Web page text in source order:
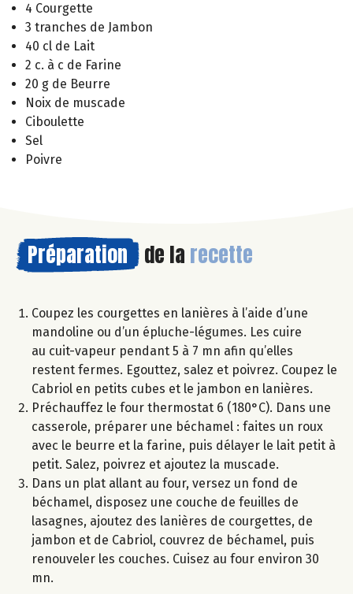
4 Courgette
3 tranches de Jambon
40 cl de Lait
2 c. à c de Farine
20 g de Beurre
Noix de muscade
Ciboulette
Sel
Poivre
Préparation de la recette
Coupez les courgettes en lanières à l’aide d’une
mandoline ou d’un épluche-légumes. Les cuire
au cuit-vapeur pendant 5 à 7 mn afin qu’elles
restent fermes. Egouttez, salez et poivrez. Coupez le
Cabriol en petits cubes et le jambon en lanières.
Préchauffez le four thermostat 6 (180°C). Dans une
casserole, préparer une béchamel : faites un roux
avec le beurre et la farine, puis délayer le lait petit à
petit. Salez, poivrez et ajoutez la muscade.
Dans un plat allant au four, versez un fond de
béchamel, disposez une couche de feuilles de
lasagnes, ajoutez des lanières de courgettes, de
jambon et de Cabriol, couvrez de béchamel, puis
renouveler les couches. Cuisez au four environ 30
mn.